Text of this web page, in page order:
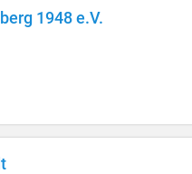
1948 e.V.